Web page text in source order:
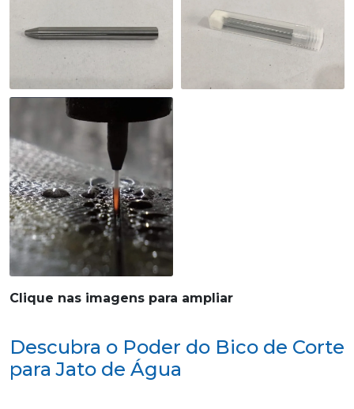
Clique nas imagens para ampliar
Descubra o Poder do Bico de Corte
para Jato de Água